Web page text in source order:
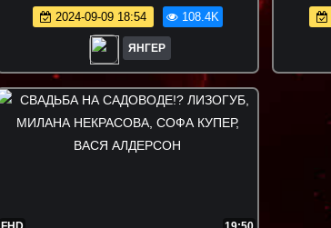
ШУКАША, САБИНА ХАЙРОВА,
НИКИТА СУДАРЬ
2024-09-09 18:54 108.4K
ЯНГЕР